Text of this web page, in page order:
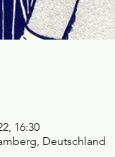
16:30
Deutschland